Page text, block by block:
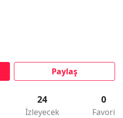
Paylaş
24
İzleyecek
0
Favori